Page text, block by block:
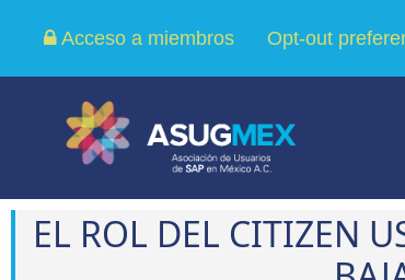
Acceso a miembros Opt-out
EL ROL DEL CITIZEN